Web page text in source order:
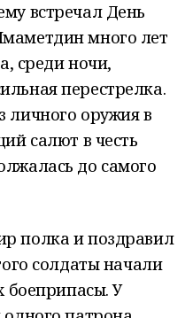
встречал День
много лет
среди ночи,
перестрелка.
личного оружия в
салют в честь
до самого
полка и поздравил
солдаты начали
боеприпасы. У